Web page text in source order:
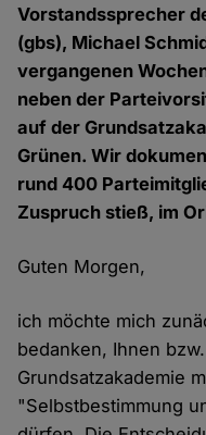
Vorstandssprecher
(gbs), Michael
vergangenen
neben der
auf der
Grünen. Wir
rund 400
Zuspruch stieß, im
Guten Morgen,
ich möchte mich
bedanken, Ihnen
Grundsatzakademie
"Selbstbestimmung